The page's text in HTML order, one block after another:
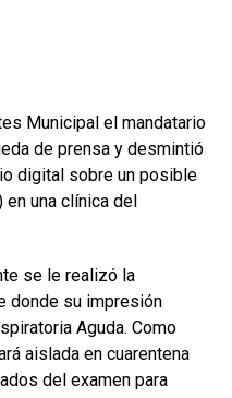
Municipal el mandatario
de prensa y desmintió
digital sobre un posible
una clínica del
se le realizó la
donde su impresión
Aguda. Como
aislada en cuarentena
del examen para